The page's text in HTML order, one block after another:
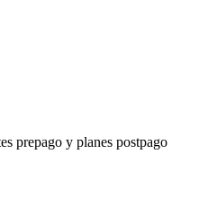
prepago y planes postpago